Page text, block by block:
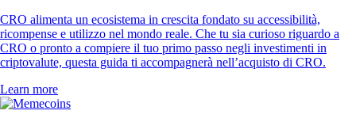
CRO alimenta un ecosistema in crescita fondato su accessibilità,
ricompense e utilizzo nel mondo reale. Che tu sia curioso riguardo a
CRO o pronto a compiere il tuo primo passo negli investimenti in
criptovalute, questa guida ti accompagnerà nell’acquisto di CRO.
Learn more